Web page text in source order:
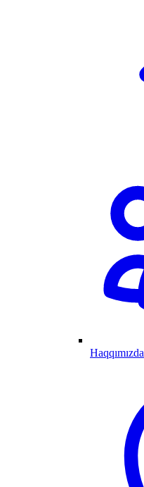
Haqqımızda